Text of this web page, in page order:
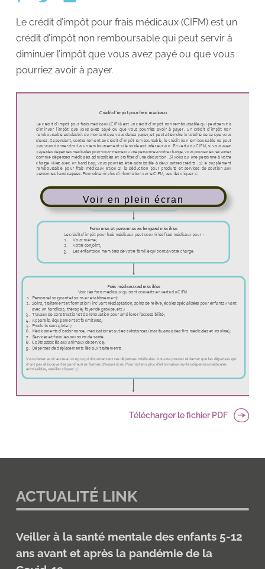
Le crédit d’impôt pour frais médicaux (CIFM) est un
crédit d’impôt non remboursable qui peut servir à
diminuer l’impôt que vous avez payé ou que vous
pourriez avoir à payer.
Voir en plein écran
Télécharger le fichier PDF
ACTUALITÉ LINK
Veiller à la santé mentale des enfants 5-12
ans avant et après la pandémie de la